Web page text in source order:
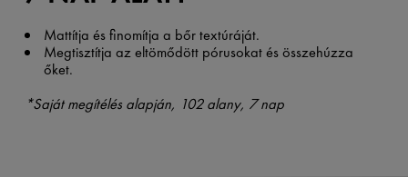
Mattítja és finomítja a bőr textúráját.
Megtisztítja az eltömődött pórusokat és összehúzza
őket.
*Saját megítélés alapján, 102 alany, 7 nap